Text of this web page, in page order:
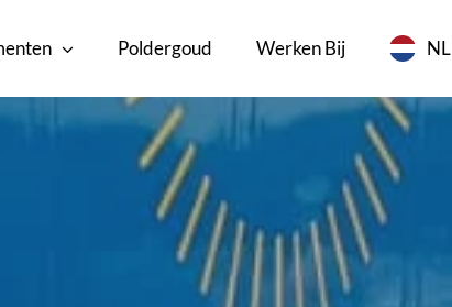
Poldergoud Werken Bij NL